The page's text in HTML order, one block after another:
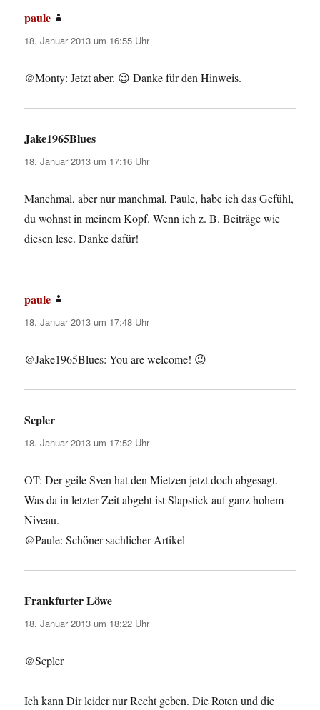
paule
18. Januar 2013 um 16:55 Uhr
@Monty: Jetzt aber. 😉 Danke für den Hinweis.
Jake1965Blues
18. Januar 2013 um 17:16 Uhr
Manchmal, aber nur manchmal, Paule, habe ich das Gefühl,
du wohnst in meinem Kopf. Wenn ich z. B. Beiträge wie
diesen lese. Danke dafür!
paule
18. Januar 2013 um 17:48 Uhr
@Jake1965Blues: You are welcome! 😉
Scpler
18. Januar 2013 um 17:52 Uhr
OT: Der geile Sven hat den Mietzen jetzt doch abgesagt.
Was da in letzter Zeit abgeht ist Slapstick auf ganz hohem
Niveau.
@Paule: Schöner sachlicher Artikel
Frankfurter Löwe
18. Januar 2013 um 18:22 Uhr
@Scpler
Ich kann Dir leider nur Recht geben. Die Roten und die